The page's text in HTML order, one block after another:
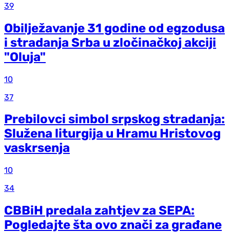
39
Obilježavanje 31 godine od egzodusa
i stradanja Srba u zločinačkoj akciji
"Oluja"
10
37
Prebilovci simbol srpskog stradanja:
Služena liturgija u Hramu Hristovog
vaskrsenja
10
34
CBBiH predala zahtjev za SEPA:
Pogledajte šta ovo znači za građane